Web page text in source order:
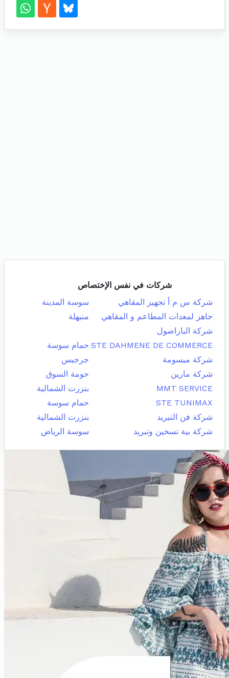
شركات في نفس الإختصاص
شركة س م أ تجهيز المقاهي
سوسة المدينة
جاهز لمعدات المطاعم و المقاهي
منيهلة
شركة الباراصول
STE DAHMENE DE COMMERCE حمام سوسة
شركة ميسومة
جرجيس
شركة مارين
حومة السوق
MMT SERVICE
بنزرت الشمالية
STE TUNIMAX
حمام سوسة
شركة فن التبريد
بنزرت الشمالية
شركة بية تسخين وتبريد
سوسة الرياض